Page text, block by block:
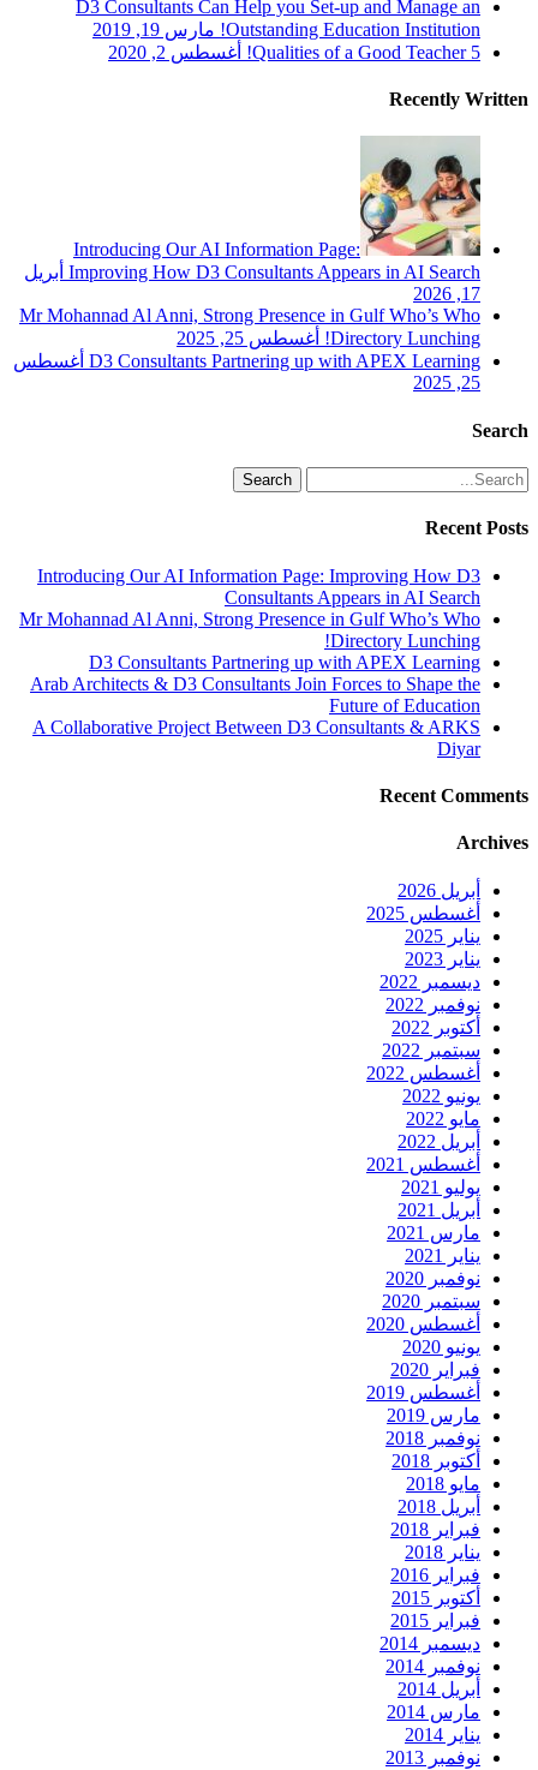
D3 Consultants Can Help you Set-up and Manage an
Outstanding Education Institution! مارس 19, 2019
5 Qualities of a Good Teacher!
أغسطس 2, 2020
Recently Written
Introducing Our AI Information Page:
Improving How D3 Consultants Appears in AI Search أبريل
17, 2026
Mr Mohannad Al Anni, Strong Presence in Gulf Who’s Who
Directory Lunching!
أغسطس 25, 2025
D3 Consultants Partnering up with APEX Learning أغسطس
25, 2025
Search
Search
Recent Posts
Introducing Our AI Information Page: Improving How D3
Consultants Appears in AI Search
Mr Mohannad Al Anni, Strong Presence in Gulf Who’s Who
Directory Lunching!
D3 Consultants Partnering up with APEX Learning
Arab Architects & D3 Consultants Join Forces to Shape the
Future of Education
A Collaborative Project Between D3 Consultants & ARKS
Diyar
Recent Comments
Archives
أبريل 2026
أغسطس 2025
يناير 2025
يناير 2023
ديسمبر 2022
نوفمبر 2022
أكتوبر 2022
سبتمبر 2022
أغسطس 2022
يونيو 2022
مايو 2022
أبريل 2022
أغسطس 2021
يوليو 2021
أبريل 2021
مارس 2021
يناير 2021
نوفمبر 2020
سبتمبر 2020
أغسطس 2020
يونيو 2020
فبراير 2020
أغسطس 2019
مارس 2019
نوفمبر 2018
أكتوبر 2018
مايو 2018
أبريل 2018
فبراير 2018
يناير 2018
فبراير 2016
أكتوبر 2015
فبراير 2015
ديسمبر 2014
نوفمبر 2014
أبريل 2014
مارس 2014
يناير 2014
نوفمبر 2013